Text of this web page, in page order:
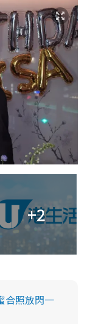
+2
合照放閃一